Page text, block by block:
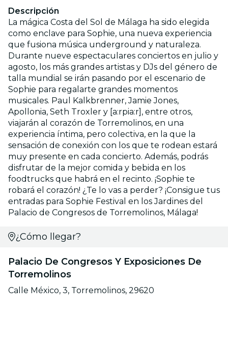
Descripción
La mágica Costa del Sol de Málaga ha sido elegida
como enclave para Sophie, una nueva experiencia
que fusiona música underground y naturaleza.
Durante nueve espectaculares conciertos en julio y
agosto, los más grandes artistas y DJs del género de
talla mundial se irán pasando por el escenario de
Sophie para regalarte grandes momentos
musicales. Paul Kalkbrenner, Jamie Jones,
Apollonia, Seth Troxler y [a:rpia:r], entre otros,
viajarán al corazón de Torremolinos, en una
experiencia íntima, pero colectiva, en la que la
sensación de conexión con los que te rodean estará
muy presente en cada concierto. Además, podrás
disfrutar de la mejor comida y bebida en los
foodtrucks que habrá en el recinto. ¡Sophie te
robará el corazón! ¿Te lo vas a perder? ¡Consigue tus
entradas para Sophie Festival en los Jardines del
Palacio de Congresos de Torremolinos, Málaga!
¿Cómo llegar?
Palacio De Congresos Y Exposiciones De
Torremolinos
Calle México, 3, Torremolinos, 29620